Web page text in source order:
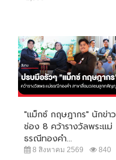
"แม็กซ์ กฤษฎากร" นักข่าว
ช่อง 8 คว้ารางวัลพระแม่
ธรณีทองคำ...
8 สิงหาคม 2569 840